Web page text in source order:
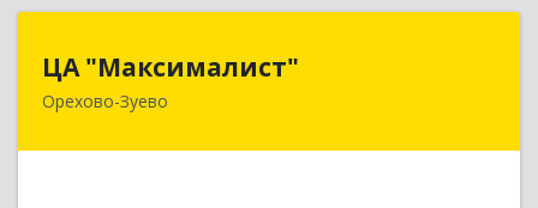
ЦА "Максималист"
Орехово-Зуево
142600, Московская обл, Орехово-Зуево г,